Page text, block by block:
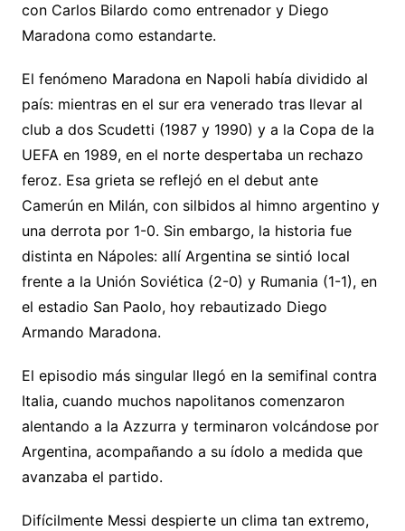
con Carlos Bilardo como entrenador y Diego
Maradona como estandarte.
El fenómeno Maradona en Napoli había dividido al
país: mientras en el sur era venerado tras llevar al
club a dos Scudetti (1987 y 1990) y a la Copa de la
UEFA en 1989, en el norte despertaba un rechazo
feroz. Esa grieta se reflejó en el debut ante
Camerún en Milán, con silbidos al himno argentino y
una derrota por 1-0. Sin embargo, la historia fue
distinta en Nápoles: allí Argentina se sintió local
frente a la Unión Soviética (2-0) y Rumania (1-1), en
el estadio San Paolo, hoy rebautizado Diego
Armando Maradona.
El episodio más singular llegó en la semifinal contra
Italia, cuando muchos napolitanos comenzaron
alentando a la Azzurra y terminaron volcándose por
Argentina, acompañando a su ídolo a medida que
avanzaba el partido.
Difícilmente Messi despierte un clima tan extremo,